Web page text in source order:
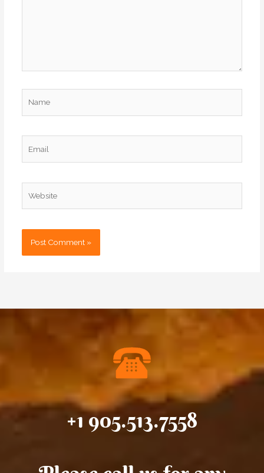
+1 905.513.7558